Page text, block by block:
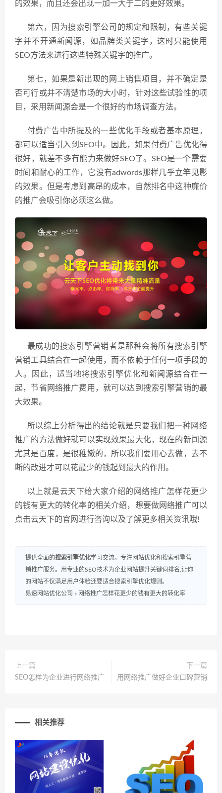
的效果，而且还会出现一加一大于二的更好效果。
第六，因为搜索引擎公司的规定和限制，有些关键
字并不开通新闻源，如品牌类关键字，这时只能使用
SEO方法来进行这些特殊关键字的推广。
第七，如果是新出现的网上销售项目，并不确定是
否可行或并不清楚市场的大小时，针对这些试验性的项
目，采用新闻源会是一个很好的市场调查方法。
付费广告中所提及的一些优化手段或者基本原理，
都可以适当引入到SEO中。因此，如果付费广告优化得
很好，就差不多有能力来做好SEO了。SEO是一个需要
时间和耐心的工作，它没有adwords那样几乎立竿见影
的效果。但是考虑到高昂的成本，自然排名中这种廉价
的推广会吸引你必须这么做。
最成功的搜索引擎营销者是那种会将所有搜索引擎
营销工具结合在一起使用，而不依赖于任何一项手段的
人。因此，适当地将搜索引擎优化和新闻源结合在一
起，节省网络推广费用，就可以达到搜索引擎营销的最
大效果。
所以综上分析得出的结论就是只要我们把一种网络
推广的方法做好就可以实现效果最大化，现在的新闻源
尤其是百度，是很稚嫩的，所以我们要用心去做，去不
断的改进才可以花最少的钱起到最大的作用。
以上就是云天下给大家介绍的网络推广怎样花更少
的钱有更大的转化率的相关介绍，想要做网络推广可以
点击云天下的官网进行咨询以及了解更多相关资讯哦!
提供全面的 搜索引擎优化学习交流，专注网站优化和搜索引擎营
销推广服务。用专业的SEO技术为企业网站提升关键词排名,让你
的网站不仅满足用户体验还要适合搜索引擎优化规则。
易速网站优化公司 » 网络推广怎样花更少的钱有更大的转化率
上一篇
SEO怎样为企业进行网络推广
下一篇
用网络推广做好企业口碑营销
相关推荐